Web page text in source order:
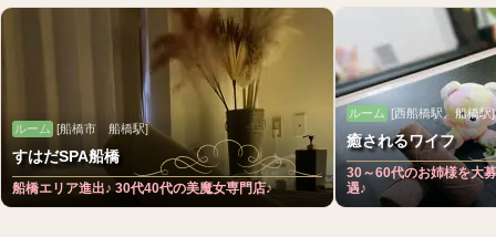
ルーム [船橋市 船橋駅]
すはだSPA船橋
船橋エリア進出♪ 30代40代の美魔女専門店♪
ルーム [西船橋駅、船橋駅]
癒されるワイフ
30～60代のお姉様を大
遇♪